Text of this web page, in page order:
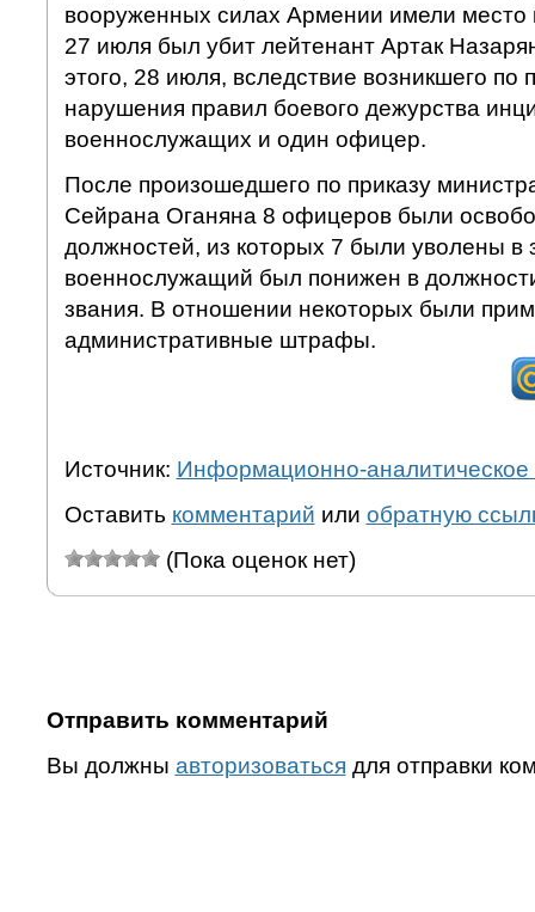
вооруженных силах Армении имели место
27 июля был убит лейтенант Артак
этого, 28 июля, вследствие возникшего по
нарушения правил боевого дежурства
военнослужащих и один офицер.
После произошедшего по приказу
Сейрана Оганяна 8 офицеров были
должностей, из которых 7 были уволены в
военнослужащий был понижен в
звания. В отношении некоторых были
административные штрафы.
Источник: Информационно-аналитическое
Оставить комментарий или обратную
(Пока оценок нет)
Отправить комментарий
Вы должны авторизоваться для отправки